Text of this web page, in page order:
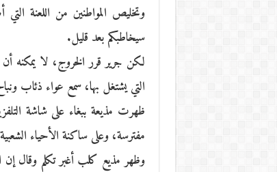
وتخليص المواطنين من اللعنة التي
سيخاطبكم بعد قليل.
لكن جرير قرر الخروج، لا يمكنه
التي يشتغل بها، سمع عواء ذئاب
ظهرت مذيعة ببغاء على شاشة
مفترسة، وعلى ساكنة الأحياء
وظهر مذيع كلب أغبر تكلم وقال إن